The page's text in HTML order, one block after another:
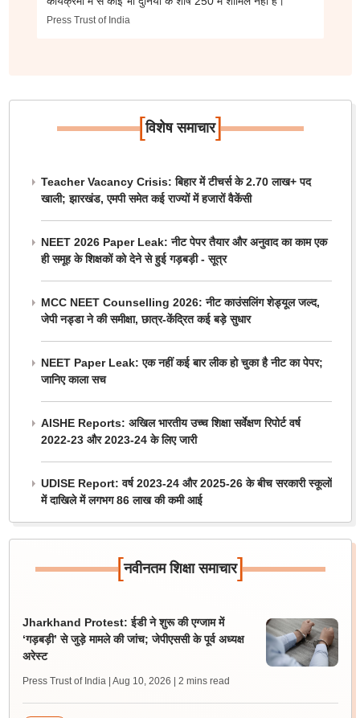
Press Trust of India
[विशेष समाचार]
Teacher Vacancy Crisis: बिहार में टीचर्स के 2.70 लाख+ पद
खाली; झारखंड, एमपी समेत कई राज्यों में हजारों वैकेंसी
NEET 2026 Paper Leak: नीट पेपर तैयार और अनुवाद का काम एक
ही समूह के शिक्षकों को देने से हुई गड़बड़ी - सूत्र
MCC NEET Counselling 2026: नीट काउंसलिंग शेड्यूल जल्द,
जेपी नड्डा ने की समीक्षा, छात्र-केंद्रित कई बड़े सुधार
NEET Paper Leak: एक नहीं कई बार लीक हो चुका है नीट का पेपर;
जानिए काला सच
AISHE Reports: अखिल भारतीय उच्च शिक्षा सर्वेक्षण रिपोर्ट वर्ष
2022-23 और 2023-24 के लिए जारी
UDISE Report: वर्ष 2023-24 और 2025-26 के बीच सरकारी स्कूलों
में दाखिले में लगभग 86 लाख की कमी आई
[नवीनतम शिक्षा समाचार]
Jharkhand Protest: ईडी ने शुरू की एग्जाम में
‘गड़बड़ी’ से जुड़े मामले की जांच; जेपीएससी के पूर्व अध्यक्ष
अरेस्ट
Press Trust of India | Aug 10, 2026 | 2 mins read